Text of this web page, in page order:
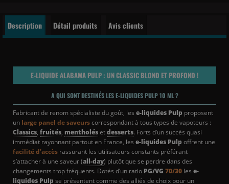
Description Détail produits Avis clients
E-LIQUIDE ALABAMA PULP : UN CLASSIC BLOND ET PROFOND !
A QUI SONT DESTINÉS LES E-LIQUIDES PULP 10 ML ?
Fabricant de renom spécialiste du goût, les e-liquides Pulp proposent
un large panel de saveurscorrespondant à tous types de vapoteurs :
Classics, fruités, mentholésetdesserts. Forts d’un succès quasi
immédiat rayonnant partout en France, les e-liquides Pulp offrent une
facilité d’accès rassurant les utilisateurs constants préférant
s’attacher à une saveur (all-day) plutôt que se perdre dans des
changements trop fréquents. Dotés d’un ratio PG/VG 70/30 les e-
liquides Pulp se présentent comme des alliés de choix pour un